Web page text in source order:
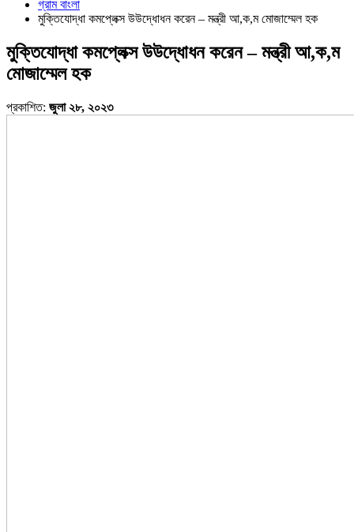
গ্রাম বাংলা
মুক্তিযোদ্ধা কমপ্লেক্স উউদ্ধোধন করেন – মন্ত্রী আ,ক,ম মোজাম্মেল হক
মুক্তিযোদ্ধা কমপ্লেক্স উউদ্ধোধন করেন – মন্ত্রী আ,ক,ম
মোজাম্মেল হক
প্রকাশিত: জুলা ২৮, ২০২৩